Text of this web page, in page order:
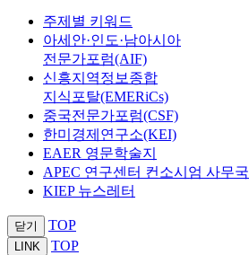
주제별 키워드
아세안·인도·남아시아
전문가포럼(AIF)
신흥지역정보종합
지식포탈(EMERiCs)
중국전문가포럼(CSF)
한미경제연구소(KEI)
EAER 영문학술지
APEC 연구센터 컨소시엄 사무국
KIEP 뉴스레터
닫기 TOP
LINK TOP